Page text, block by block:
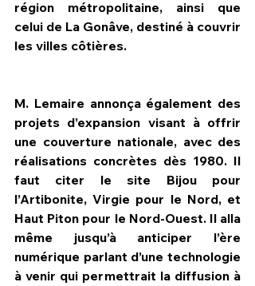
région métropolitaine, ainsi que
celui de La Gonâve, destiné à couvrir
les villes côtières.
M. Lemaire annonça également des
projets d’expansion visant à offrir
une couverture nationale, avec des
réalisations concrètes dès 1980. Il
faut citer le site Bijou pour
l’Artibonite, Virgie pour le Nord, et
Haut Piton pour le Nord-Ouest. Il alla
même jusqu’à anticiper l’ère
numérique parlant d’une technologie
à venir qui permettrait la diffusion à